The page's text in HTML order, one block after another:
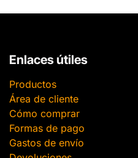
Enlaces útiles
Productos
Área de cliente
Cómo comprar
Formas de pago
Gastos de envío